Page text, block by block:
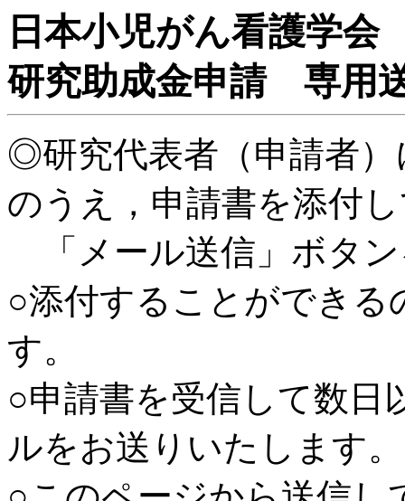
日本小児がん看護学会
研究助成金申請 専用
◎研究代表者（申請者
のうえ，申請書を添付
「メール送信」ボタ
○添付することができ
す。
○申請書を受信して数日
ルをお送りいたします。